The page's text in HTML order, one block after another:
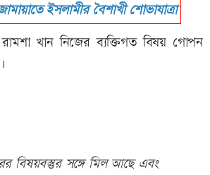
ইসলামীর বৈশাখী শোভাযাত্রা
খান নিজের ব্যক্তিগত বিষয় গোপন
বিষয়বস্তুর সঙ্গে মিল আছে এবং